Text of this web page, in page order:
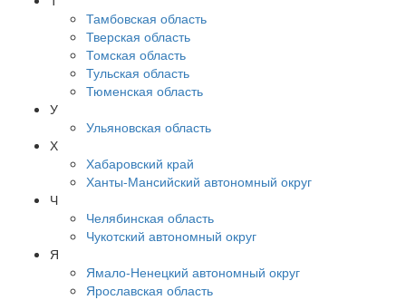
Тамбовская область
Тверская область
Томская область
Тульская область
Тюменская область
У
Ульяновская область
Х
Хабаровский край
Ханты-Мансийский автономный округ
Ч
Челябинская область
Чукотский автономный округ
Я
Ямало-Ненецкий автономный округ
Ярославская область